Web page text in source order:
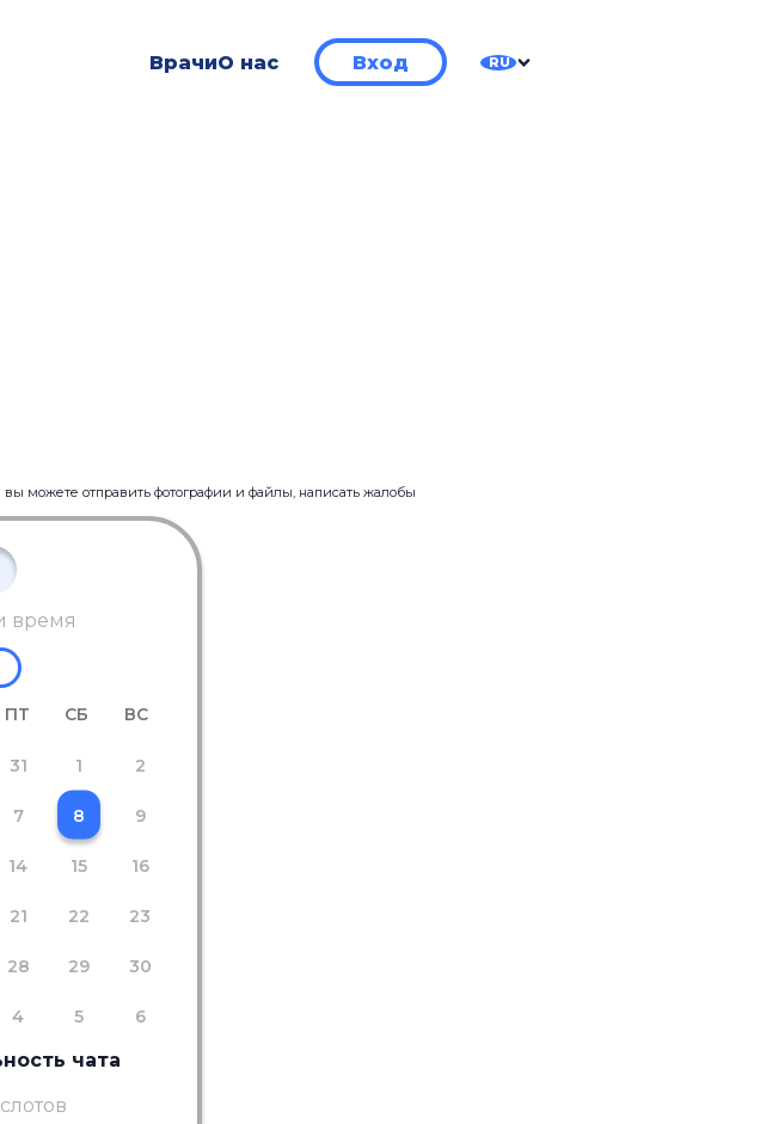
ВрачиО нас Вход RU
вы можете отправить фотографии и файлы, написать жалобы
время
ПТ СБ ВС
31 1 2
7 8 9
14 15 16
21 22 23
28 29 30
4 5 6
чата